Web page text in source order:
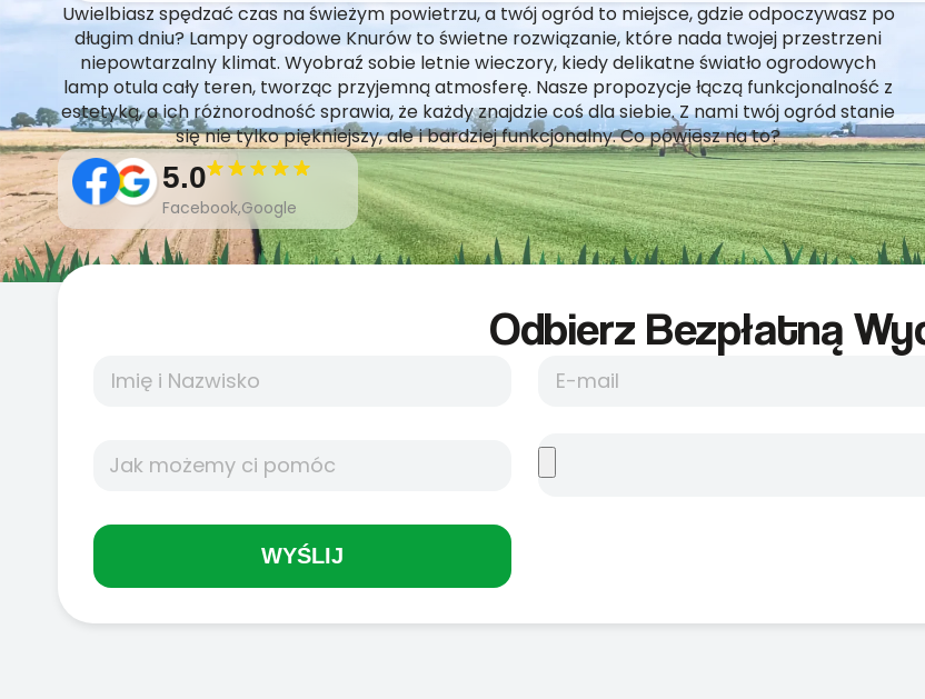
Uwielbiasz spędzać czas na świeżym powietrzu, a twój ogród to miejsce, gdzie odpoczywasz po
długim dniu? Lampy ogrodowe Knurów to świetne rozwiązanie, które nada twojej przestrzeni
niepowtarzalny klimat. Wyobraź sobie letnie wieczory, kiedy delikatne światło ogrodowych
lamp otula cały teren, tworząc przyjemną atmosferę. Nasze propozycje łączą funkcjonalność z
estetyką, a ich różnorodność sprawia, że każdy znajdzie coś dla siebie. Z nami twój ogród stanie
się nie tylko piękniejszy, ale i bardziej funkcjonalny. Co powiesz na to?
5.0
Facebook,Google
Odbierz Bezpłatną
WYŚLIJ